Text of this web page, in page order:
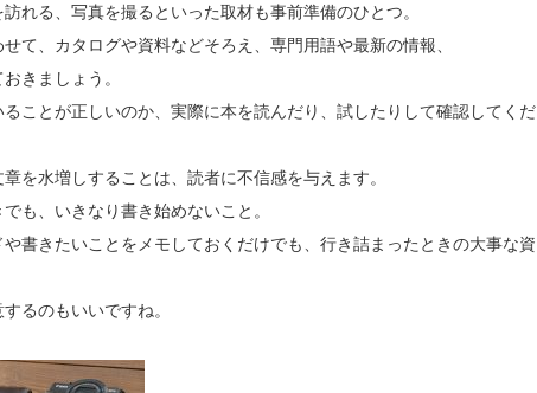
れる、写真を撮るといった取材も事前準備のひとつ。
て、カタログや資料などそろえ、専門用語や最新の情報、
きましょう。
ことが正しいのか、実際に本を読んだり、試したりして確認してくだ
を水増しすることは、読者に不信感を与えます。
も、いきなり書き始めないこと。
書きたいことをメモしておくだけでも、行き詰まったときの大事な資
るのもいいですね。